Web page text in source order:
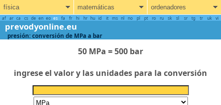
física matemáticas ordenadores
af ar ca cs de en eo es fa fr hi hr hu id it ms nl no pl pt ro ru sk sl sr tg tr uk vi
prevodyonline.eu
presión: conversión de MPa a bar
50 MPa = 500 bar
ingrese el valor y las unidades para la conversión